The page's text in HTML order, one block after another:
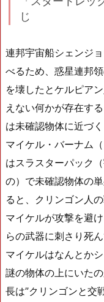
じ
連邦宇宙船シェンジ
べるため、惑星連邦
を壊したとケルピア
えない何かが存在す
は未確認物体に近づ
マイケル・バーナム
はスラスターパック
の）で未確認物体の
ると、クリンゴン人
マイケルが攻撃を避
らの武器に刺さり死
マイケルはなんとか
謎の物体の上にいた
長は”クリンゴンと交